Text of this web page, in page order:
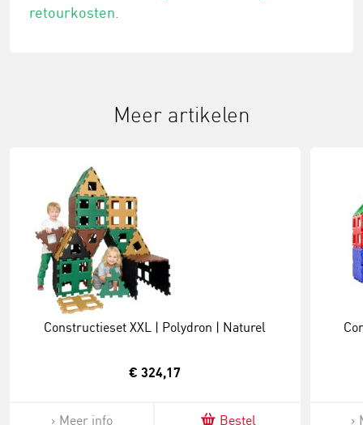
retourkosten.
Meer artikelen
Constructieset XXL | Polydron | Naturel
€ 324,17
Meer info Bestel